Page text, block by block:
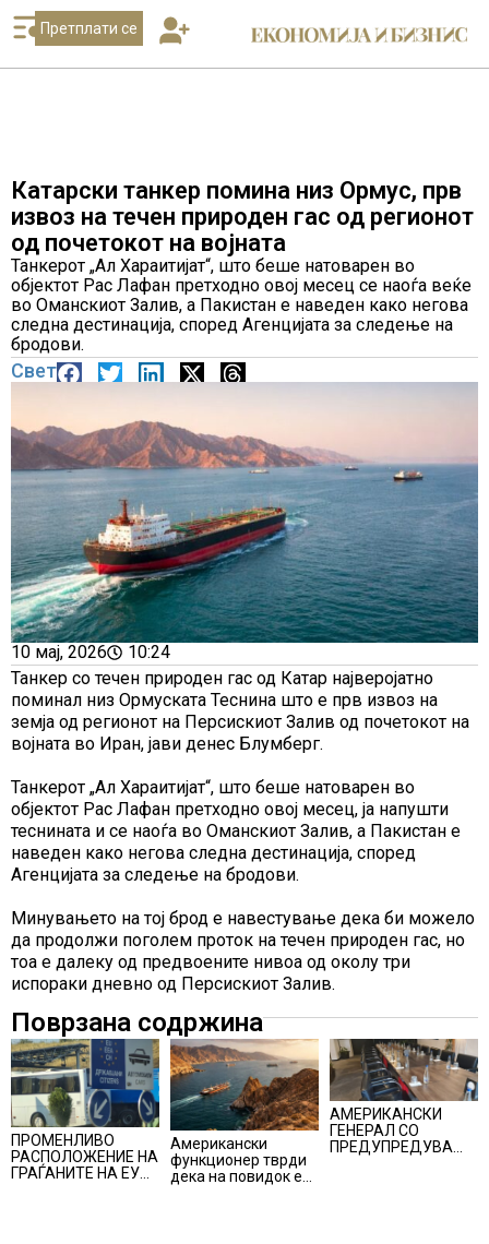
Претплати се
Катарски танкер помина низ Ормус, прв
извоз на течен природен гас од регионот
од почетокот на војната
Танкерот „Ал Хараитијат“, што беше натоварен во
објектот Рас Лафан претходно овој месец се наоѓа веќе
во Оманскиот Залив, а Пакистан е наведен како негова
следна дестинација, според Агенцијата за следење на
бродови.
Свет
10 мај, 2026
10:24
Танкер со течен природен гас од Катар најверојатно
поминал низ Ормуската Теснина што е прв извоз на
земја од регионот на Персискиот Залив од почетокот на
војната во Иран, јави денес Блумберг.
Танкерот „Ал Хараитијат“, што беше натоварен во
објектот Рас Лафан претходно овој месец, ја напушти
теснината и се наоѓа во Оманскиот Залив, а Пакистан е
наведен како негова следна дестинација, според
Агенцијата за следење на бродови.
Минувањето на тој брод е навестување дека би можело
да продолжи поголем проток на течен природен гас, но
тоа е далеку од предвоените нивоа од околу три
испораки дневно од Персискиот Залив.
Поврзана содржина
ПРОМЕНЛИВО
РАСПОЛОЖЕНИЕ НА
ГРАЃАНИТЕ НА ЕУ
Американски
функционер тврди
дека на повидок е
АМЕРИКАНСКИ
ГЕНЕРАЛ СО
ПРЕДУПРЕДУВАЊЕ